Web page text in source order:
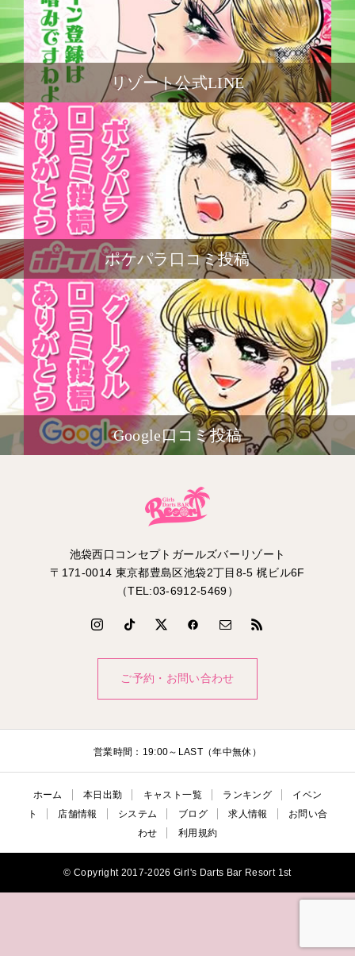
リゾート公式LINE
ポケパラ口コミ投稿
Google口コミ投稿
池袋西口コンセプトガールズバーリゾート
〒171-0014 東京都豊島区池袋2丁目8-5 梶ビル6F
（TEL:03-6912-5469）
ご予約・お問い合わせ
営業時間：19:00～LAST（年中無休）
ホーム 本日出勤 キャスト一覧 ランキング
イベン
ト
店舗情報 システム ブログ 求人情報
お問い合
わせ
利用規約
© Copyright 2017-2026 Girl's Darts Bar Resort 1st